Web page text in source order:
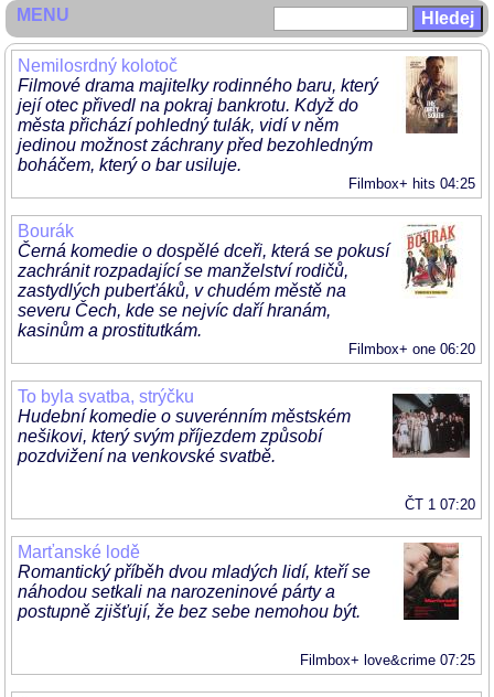
Nemilosrdný kolotoč
Filmové drama majitelky rodinného baru, který
její otec přivedl na pokraj bankrotu. Když do
města přichází pohledný tulák, vidí v něm
jedinou možnost záchrany před bezohledným
boháčem, který o bar usiluje.
Filmbox+ hits 04:25
Bourák
Černá komedie o dospělé dceři, která se pokusí
zachránit rozpadající se manželství rodičů,
zastydlých puberťáků, v chudém městě na
severu Čech, kde se nejvíc daří hranám,
kasinům a prostitutkám.
Filmbox+ one 06:20
To byla svatba, strýčku
Hudební komedie o suverénním městském
nešikovi, který svým příjezdem způsobí
pozdvižení na venkovské svatbě.
ČT 1 07:20
Marťanské lodě
Romantický příběh dvou mladých lidí, kteří se
náhodou setkali na narozeninové párty a
postupně zjišťují, že bez sebe nemohou být.
Filmbox+ love&crime 07:25
MENU